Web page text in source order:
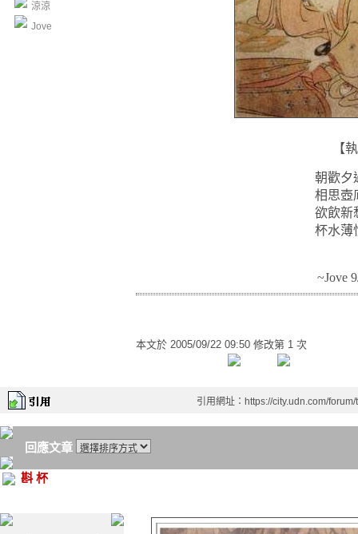
涼涼
Jove
【
朝歡夕
相思壺
欲飲新
杯水薄
~Jove
本文於 2005/09/22 09:50 修改第 1 次
引用網址：https://city.udn.com/
回應文章
斟 杯